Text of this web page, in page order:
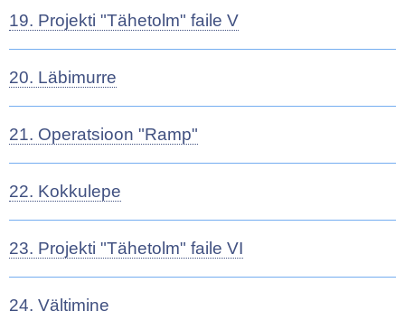
19. Projekti "Tähetolm" faile V
20. Läbimurre
21. Operatsioon "Ramp"
22. Kokkulepe
23. Projekti "Tähetolm" faile VI
24. Vältimine